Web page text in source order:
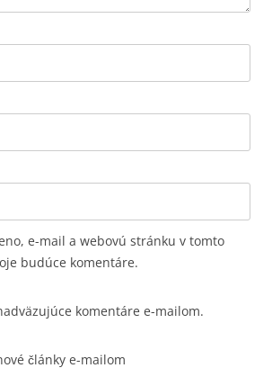
e-mail a webovú stránku v tomto
budúce komentáre.
komentáre e-mailom.
články e-mailom